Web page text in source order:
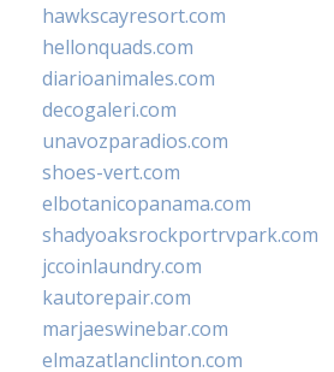
hawkscayresort.com
hellonquads.com
diarioanimales.com
decogaleri.com
unavozparadios.com
shoes-vert.com
elbotanicopanama.com
shadyoaksrockportrvpark.com
jccoinlaundry.com
kautorepair.com
marjaeswinebar.com
elmazatlanclinton.com